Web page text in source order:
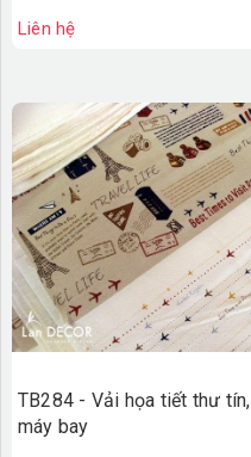
Liên hệ
TB284 - Vải họa tiết thư tín,
máy bay